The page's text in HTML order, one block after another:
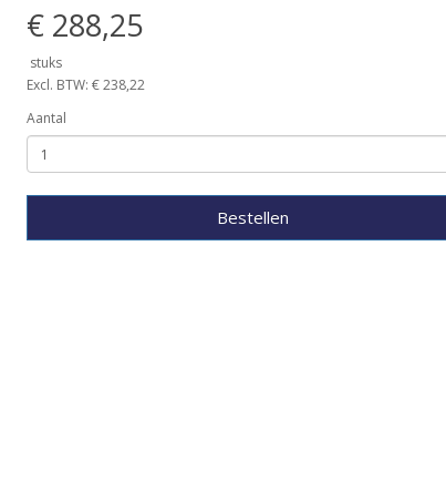
€ 288,25
stuks
Excl. BTW: € 238,22
Aantal
Bestellen